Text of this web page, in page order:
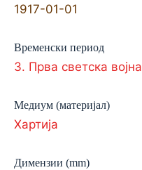
1917-01-01
Временски период
3. Прва светска војна
Медиум (материјал)
Хартија
Димензии (mm)